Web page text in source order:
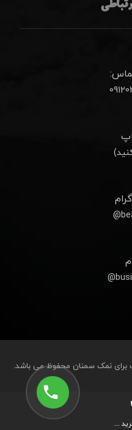
برای نمک سمنان محفوظ می باشد.
...